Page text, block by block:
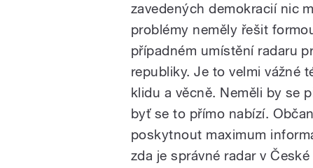
zavedených demokracií nic
problémy neměly řešit
případném umístění radaru
republiky. Je to velmi vážné
klidu a věcně. Neměli by se
byť se to přímo nabízí.
poskytnout maximum
zda je správné radar v